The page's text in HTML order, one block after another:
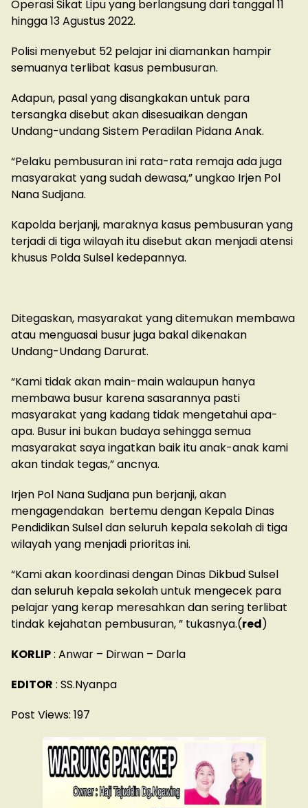
Operasi Sikat Lipu yang berlangsung dari tanggal 11
hingga 13 Agustus 2022.
Polisi menyebut 52 pelajar ini diamankan hampir
semuanya terlibat kasus pembusuran.
Adapun, pasal yang disangkakan untuk para
tersangka disebut akan disesuaikan dengan
Undang-undang Sistem Peradilan Pidana Anak.
“Pelaku pembusuran ini rata-rata remaja ada juga
masyarakat yang sudah dewasa,” ungkao Irjen Pol
Nana Sudjana.
Kapolda berjanji, maraknya kasus pembusuran yang
terjadi di tiga wilayah itu disebut akan menjadi atensi
khusus Polda Sulsel kedepannya.
Ditegaskan, masyarakat yang ditemukan membawa
atau menguasai busur juga bakal dikenakan
Undang-Undang Darurat.
“Kami tidak akan main-main walaupun hanya
membawa busur karena sasarannya pasti
masyarakat yang kadang tidak mengetahui apa-
apa. Busur ini bukan budaya sehingga semua
masyarakat saya ingatkan baik itu anak-anak kami
akan tindak tegas,” ancnya.
Irjen Pol Nana Sudjana pun berjanji, akan
mengagendakan bertemu dengan Kepala Dinas
Pendidikan Sulsel dan seluruh kepala sekolah di tiga
wilayah yang menjadi prioritas ini.
“Kami akan koordinasi dengan Dinas Dikbud Sulsel
dan seluruh kepala sekolah untuk mengecek para
pelajar yang kerap meresahkan dan sering terlibat
tindak kejahatan pembusuran, ” tukasnya.(red)
KORLIP: Anwar – Dirwan – Darla
EDITOR : SS.Nyanpa
Post Views: 197